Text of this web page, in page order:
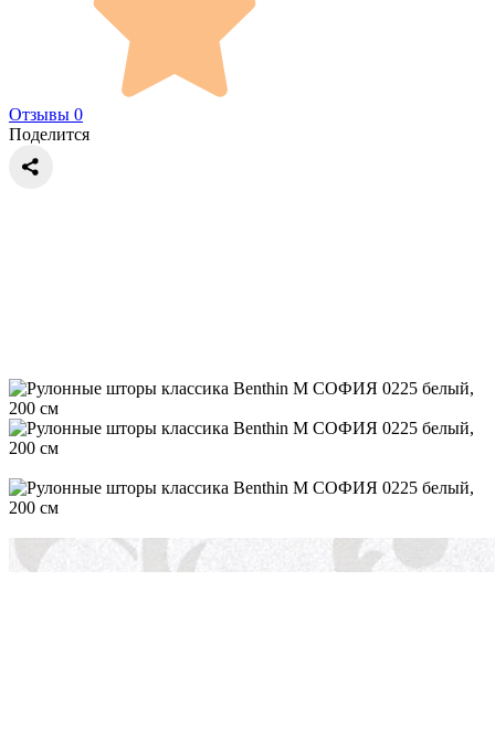
Отзывы 0
Поделится